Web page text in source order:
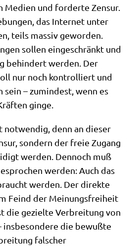
Medi­en und for­der­te Zen­sur.
das Inter­net unter
teils mas­siv gewor­den.
sol­len ein­ge­schränkt und
behin­dert wer­den. Der
nur noch kon­trol­liert und
– zumin­dest, wenn es
ginge.
not­wen­dig, denn an die­ser
son­dern der freie Zugang
wer­den. Den­noch muß
wer­den: Auch das
wer­den. Der direk­te
Feind der Mei­nungs­frei­heit
die geziel­te Ver­brei­tung von
ins­be­son­de­re die bewuß­te
fal­scher